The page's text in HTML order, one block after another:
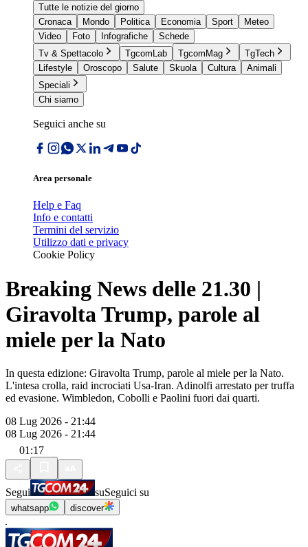
Tutte le notizie del giorno
Cronaca
Mondo Politica Economia Sport
Meteo
Video
Foto Infografiche
Schede
Tv & Spettacolo
TgcomLab TgcomMag
TgTech
Lifestyle
Oroscopo Salute Skuola Cultura
Animali
Speciali
Chi siamo
Seguici anche su
Area personale
Help e Faq
Info e contatti
Termini del servizio
Utilizzo dati e privacy
Cookie Policy
Breaking News delle 21.30 |
Giravolta Trump, parole al
miele per la Nato
In questa edizione: Giravolta Trump, parole al miele per la Nato.
L'intesa crolla, raid incrociati Usa-Iran. Adinolfi arrestato per truffa
ed evasione. Wimbledon, Cobolli e Paolini fuori dai quarti.
08 Lug 2026 - 21:44
08 Lug 2026 - 21:44
01:17
Segui suSeguici su
whatsapp discover